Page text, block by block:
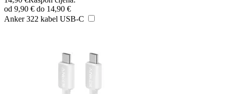
od 9,90 € do 14,90 €
Anker 322 kabel USB-C